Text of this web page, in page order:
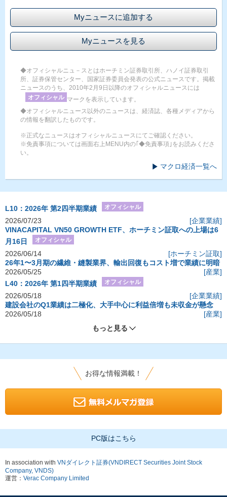
Myニュースに追加する
Myニュースを見る
◆オフィシャルニュ－スとはホーチミン証券取引所、ハノイ証券取引
所、証券保管センター、国家証券委員会発表の公式ニュースです。掲載
ニュースのうち、2010年2月9日以降のオフィシャルニュースには
オフィシャル マークを表示しています。
◆オフィシャルニュース以外のニュースは、経済誌、各種メディアから
の情報を翻訳したものです。
※正式なニュースはオフィシャルニュースにてご確認ください。
※免責事項については画面右上MENU内の｢◆免責事項｣をお読みくださ
い。
マクロ経済一覧へ
L10：2026年 第2四半期業績 オフィシャル
2026/07/23
[企業業績]
VINACAPITAL VN50 GROWTH ETF、ホーチミン証取への上場は6
月16日
オフィシャル
2026/06/14
[ホーチミン証取]
26年1〜3月期の繊維・縫製業界、輸出回復もコスト増で業績に明暗
2026/05/25
[産業]
L40：2026年 第1四半期業績
オフィシャル
2026/05/18
[企業業績]
建設会社のQ1業績は二極化、大手中心に利益倍増も未収金が懸念
2026/05/18
[産業]
もっと見る
お得な情報満載！
PC版はこちら
In association with VNダイレクト証券(VNDIRECT Securities Joint Stock
Company, VNDS)
運営： Verac Company Limited